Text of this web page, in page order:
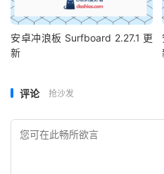
安卓冲浪板 Surfboard 2.27.1 更
新
评论 抢沙发